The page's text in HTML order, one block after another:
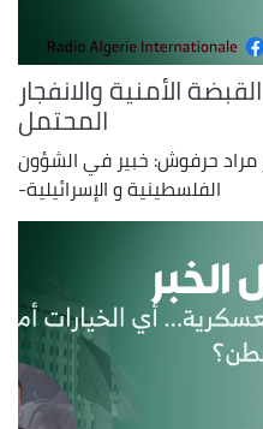
الأمنية والانفجار
المحتمل
مراد حرفوش: خبير في الشؤون
الفلسطينية و الإسرائيلية-